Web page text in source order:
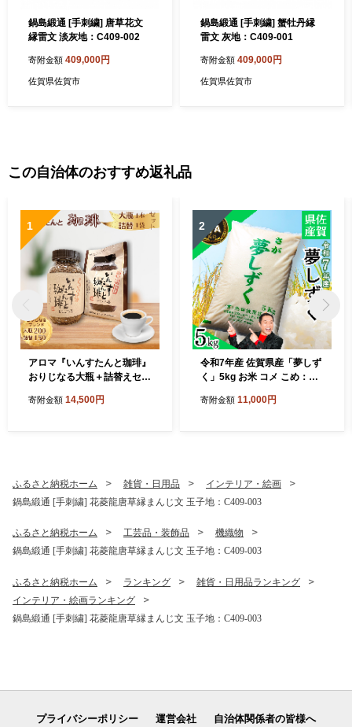
鍋島緞通 [手刺繍] 唐草花文
縁雷文 淡灰地：C409-002
寄附金額 409,000円
佐賀県佐賀市
鍋島緞通 [手刺繍] 蟹牡丹縁
雷文 灰地：C409-001
寄附金額 409,000円
佐賀県佐賀市
この自治体のおすすめ返礼品
1
アロマ『いんすたんと珈琲』
おりじなる大瓶＋詰替えセッ
琲 飲料 アロマ珈琲 佐賀県 佐
寄附金額 14,500円
2
令和7年産 佐賀県産「夢しず
く」5kg お米 コメ こめ：B1
寄附金額 11,000円
ふるさと納税ホーム 雑貨・日用品
インテリア・絵画
鍋島緞通 [手刺繍] 花菱龍唐草縁まんじ文 玉子地：C409-003
ふるさと納税ホーム 工芸品・装飾品
機織物
鍋島緞通 [手刺繍] 花菱龍唐草縁まんじ文 玉子地：C409-003
ふるさと納税ホーム ランキング
雑貨・日用品ランキング
インテリア・絵画ランキング
鍋島緞通 [手刺繍] 花菱龍唐草縁まんじ文 玉子地：C409-003
プライバシーポリシー 運営会社 自治体関係者の皆様へ